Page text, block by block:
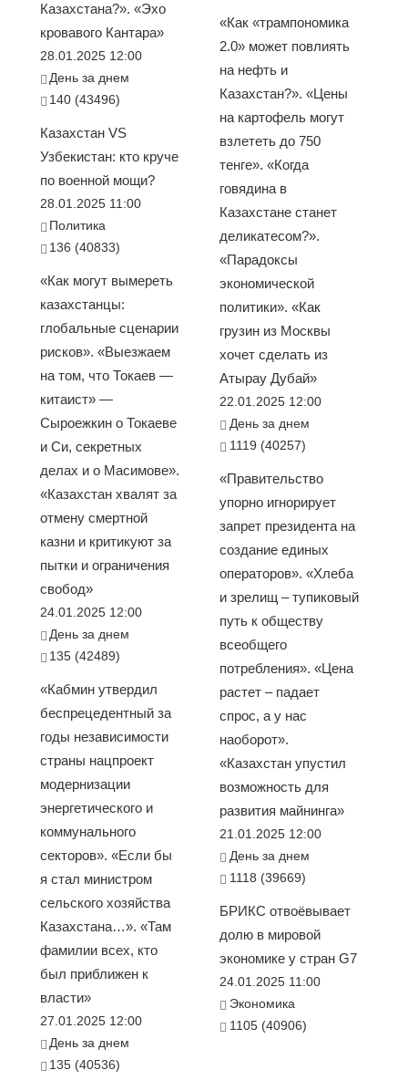
Казахстана?». «Эхо
кровавого Кантара»
28.01.2025 12:00
День за днем
140 (43496)
Казахстан VS
Узбекистан: кто круче
по военной мощи?
28.01.2025 11:00
Политика
136 (40833)
«Как могут вымереть
казахстанцы:
глобальные сценарии
рисков». «Выезжаем
на том, что Токаев —
китаист» —
Сыроежкин о Токаеве
и Си, секретных
делах и о Масимове».
«Казахстан хвалят за
отмену смертной
казни и критикуют за
пытки и ограничения
свобод»
24.01.2025 12:00
День за днем
135 (42489)
«Кабмин утвердил
беспрецедентный за
годы независимости
страны нацпроект
модернизации
энергетического и
коммунального
секторов». «Если бы
я стал министром
сельского хозяйства
Казахстана…». «Там
фамилии всех, кто
был приближен к
власти»
27.01.2025 12:00
День за днем
135 (40536)
«Как «трампономика
2.0» может повлиять
на нефть и
Казахстан?». «Цены
на картофель могут
взлететь до 750
тенге». «Когда
говядина в
Казахстане станет
деликатесом?».
«Парадоксы
экономической
политики». «Как
грузин из Москвы
хочет сделать из
Атырау Дубай»
22.01.2025 12:00
День за днем
1119 (40257)
«Правительство
упорно игнорирует
запрет президента на
создание единых
операторов». «Хлеба
и зрелищ – тупиковый
путь к обществу
всеобщего
потребления». «Цена
растет – падает
спрос, а у нас
наоборот».
«Казахстан упустил
возможность для
развития майнинга»
21.01.2025 12:00
День за днем
1118 (39669)
БРИКС отвоёвывает
долю в мировой
экономике у стран G7
24.01.2025 11:00
Экономика
1105 (40906)